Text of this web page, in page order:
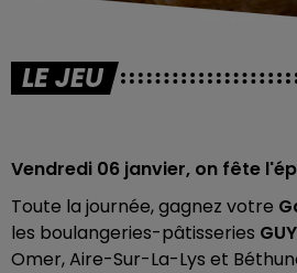
LE JEU
Vendredi 06 janvier, on fête
Toute la journée, gagnez votre
les boulangeries-pâtisseries
Omer, Aire-Sur-La-Lys et